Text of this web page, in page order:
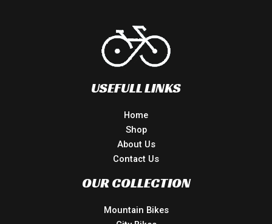
USEFULL LINKS
Home
Shop
About Us
Contact Us
OUR COLLECTION
Mountain Bikes